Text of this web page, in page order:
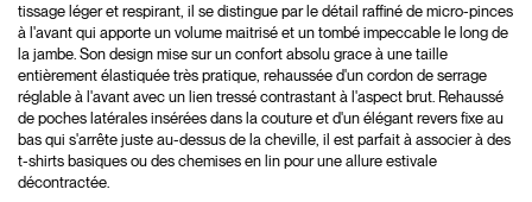
tissage léger et respirant, il se distingue par le détail raffiné de micro-pinces
à l'avant qui apporte un volume maitrisé et un tombé impeccable le long de
la jambe. Son design mise sur un confort absolu grace à une taille
entièrement élastiquée très pratique, rehaussée d'un cordon de serrage
réglable à l'avant avec un lien tressé contrastant à l'aspect brut. Rehaussé
de poches latérales insérées dans la couture et d'un élégant revers fixe au
bas qui s'arrête juste au-dessus de la cheville, il est parfait à associer à des
t-shirts basiques ou des chemises en lin pour une allure estivale
décontractée.